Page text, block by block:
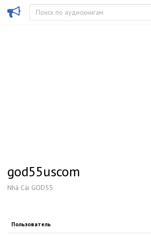
god55uscom
Nhà Cái GOD55
Пользователь